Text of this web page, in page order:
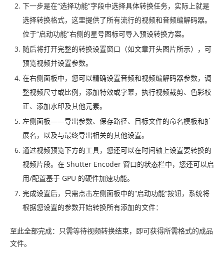
下一步是在“选择功能”字段中选择具体转换任务，实际上就是
选择转换格式，这里提供了所有流行的视频和音频编解码器。
位于“启动功能”右侧的星号图标可导入预设转换方案。
随后将打开完整的转换设置窗口（如文章开头图片所示），可
预览视频并设置参数。
在右侧面板中，您可以精确设置音频和视频编解码器参数，调
整视频尺寸或比例，添加特效或字幕，执行视频裁剪、色彩校
正、添加水印及其他元素。
左侧面板——导出参数、保存路径、目标文件的命名模板和扩
展名，以及与最终导出相关的其他设置。
通过视频预览下方的工具，您还可以在时间轴上设置要转换的
视频片段。在 Shutter Encoder 窗口的状态栏中，您还可以启
用/配置基于 GPU 的硬件加速功能。
完成设置后，只需点击左侧面板中的“启动功能”按钮，系统将
根据您设置的参数开始转换所有添加的文件：
至此全部完成：只需等待视频转换结束，即可获得所需格式的成品
文件。